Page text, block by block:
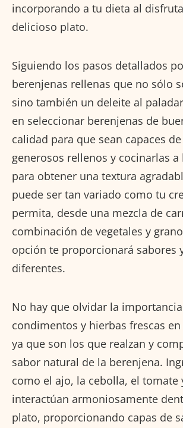
incorporando a tu dieta al
delicioso plato.
Siguiendo los pasos detallados
berenjenas rellenas que no sólo
sino también un deleite al
en seleccionar berenjenas de
calidad para que sean capaces
generosos rellenos y cocinarlas
para obtener una textura
puede ser tan variado como tu
permita, desde una mezcla de
combinación de vegetales y
opción te proporcionará sabores
diferentes.
No hay que olvidar la
condimentos y hierbas frescas en
ya que son los que realzan y
sabor natural de la berenjena.
como el ajo, la cebolla, el tomate
interactúan armoniosamente
plato, proporcionando capas de